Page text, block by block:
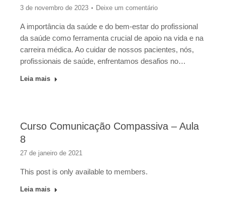
3 de novembro de 2023 Deixe um comentário
A importância da saúde e do bem-estar do profissional
da saúde como ferramenta crucial de apoio na vida e na
carreira médica. Ao cuidar de nossos pacientes, nós,
profissionais de saúde, enfrentamos desafios no…
Leia mais
Curso Comunicação Compassiva – Aula
8
27 de janeiro de 2021
This post is only available to members.
Leia mais